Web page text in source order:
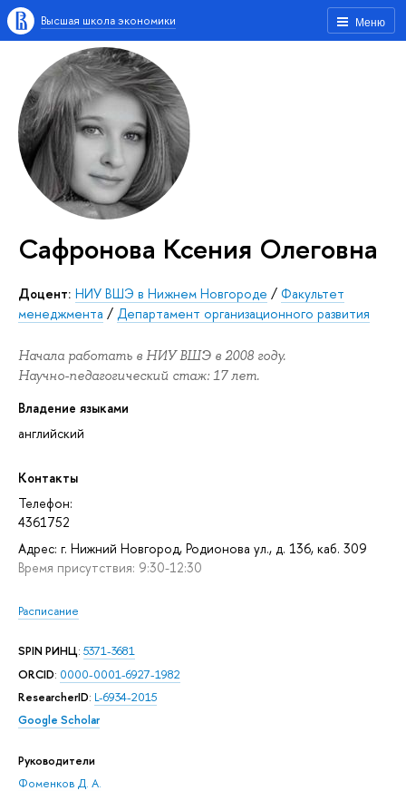
Меню
Высшая школа экономики
Сафронова Ксения Олеговна
Доцент: НИУ ВШЭ в Нижнем Новгороде / Факультет
менеджмента / Департамент организационного развития
Начала работать в НИУ ВШЭ в 2008 году.
Научно-педагогический стаж: 17 лет.
Владение языками
английский
Контакты
Телефон:
4361752
Адрес: г. Нижний Новгород, Родионова ул., д. 136, каб. 309
Время присутствия: 9:30-12:30
Расписание
SPIN РИНЦ: 5371-3681
ORCID: 0000-0001-6927-1982
ResearcherID: L-6934-2015
Google Scholar
Руководители
Фоменков Д. А.